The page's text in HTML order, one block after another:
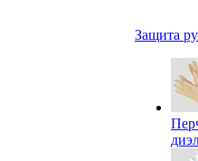
Защита